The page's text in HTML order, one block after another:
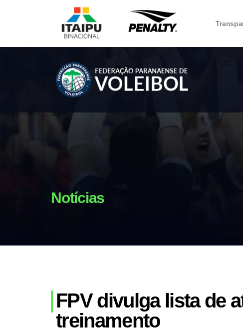
Notícias
FPV divulga lista de
treinamento